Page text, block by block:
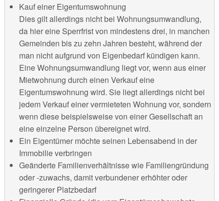
Kauf einer Eigentumswohnung
Dies gilt allerdings nicht bei Wohnungsumwandlung,
da hier eine Sperrfrist von mindestens drei, in manchen
Gemeinden bis zu zehn Jahren besteht, während der
man nicht aufgrund von Eigenbedarf kündigen kann.
Eine Wohnungsumwandlung liegt vor, wenn aus einer
Mietwohnung durch einen Verkauf eine
Eigentumswohnung wird. Sie liegt allerdings nicht bei
jedem Verkauf einer vermieteten Wohnung vor, sondern
wenn diese beispielsweise von einer Gesellschaft an
eine einzelne Person übereignet wird.
Ein Eigentümer möchte seinen Lebensabend in der
Immobilie verbringen
Geänderte Familienverhältnisse wie Familiengründung
oder -zuwachs, damit verbundener erhöhter oder
geringerer Platzbedarf